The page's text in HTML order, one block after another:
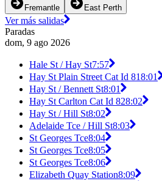
Fremantle East Perth
Ver más salidas
Paradas
dom, 9 ago 2026
Hale St / Hay St7:57
Hay St Plain Street Cat Id 818:01
Hay St / Bennett St8:01
Hay St Carlton Cat Id 828:02
Hay St / Hill St8:02
Adelaide Tce / Hill St8:03
St Georges Tce8:04
St Georges Tce8:05
St Georges Tce8:06
Elizabeth Quay Station8:09